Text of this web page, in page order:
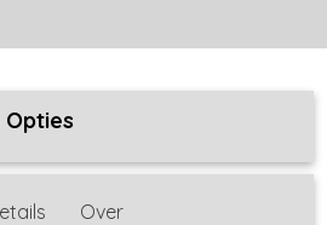
Over